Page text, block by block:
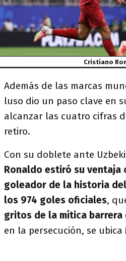
Cristiano
Además de las marcas
luso dio un paso clave en
alcanzar las cuatro cifras
retiro.
Con su doblete ante
Ronaldo estiró su ventaja
goleador de la historia
los 974 goles oficiales,
gritos de la mítica barrera
en la persecución, se ubica